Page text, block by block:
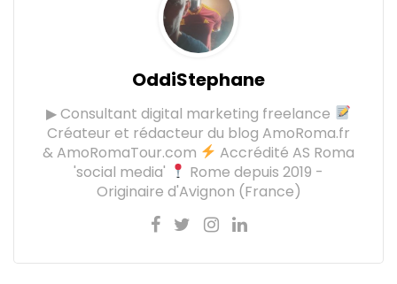
OddiStephane
▶ Consultant digital marketing freelance
Créateur et rédacteur du blog AmoRoma.fr
& AmoRomaTour.com
Accrédité AS Roma
'social media'
Rome depuis 2019 -
Originaire d'Avignon (France)